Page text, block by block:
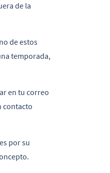
de la
de estos
temporada,
en tu correo
contacto
por su